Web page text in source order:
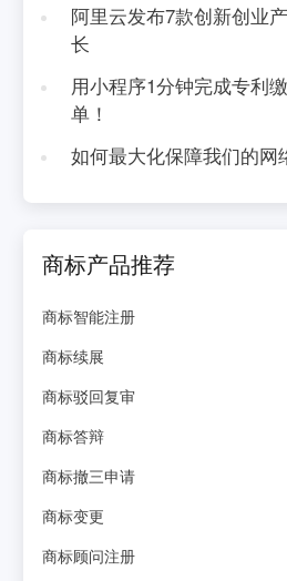
阿里云发布7款创新创业
长
用小程序1分钟完成专利
单！
如何最大化保障我们的网
商标产品推荐
商标智能注册
商标续展
商标驳回复审
商标答辩
商标撤三申请
商标变更
商标顾问注册